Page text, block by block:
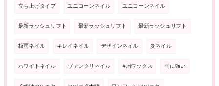
立ち上げタイプ ユニコーンネイル ユニコーンネイル
最新ラッシュリフト 最新ラッシュリフト 最新ラッシュリフト
梅雨ネイル キレイネイル デザインネイル 炎ネイル
ホワイトネイル ヴァンクリネイル #眉ワックス 雨に強い